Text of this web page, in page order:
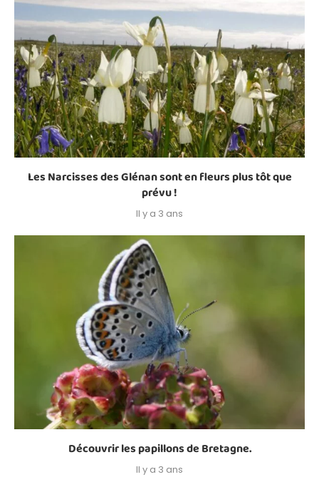
Les Narcisses des Glénan sont en fleurs plus tôt que
prévu !
Il y a 3 ans
Découvrir les papillons de Bretagne.
Il y a 3 ans